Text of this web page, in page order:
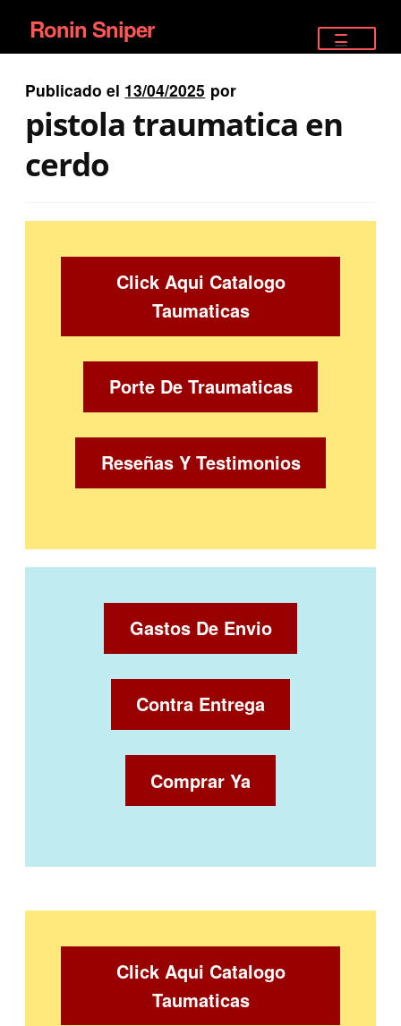
Ir
a
la
navegación
Ir
al
contenido
Ronin Sniper
EQUIPAMIENTO ÉLITE
PISTOLAS
Publicado el 13/04/2025 por
pistola traumatica en
cerdo
Click Aqui Catalogo
Taumaticas
Porte De Traumaticas
Reseñas Y Testimonios
Gastos De Envio
Contra Entrega
Comprar Ya
Click Aqui Catalogo
Taumaticas